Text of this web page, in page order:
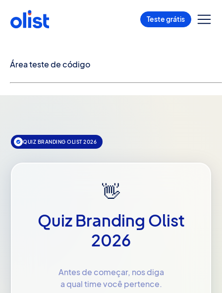
Teste grátis
Área teste de código
QUIZ BRANDING OLIST 2026
👋
Quiz Branding Olist
2026
Antes de começar, nos diga
a qual time você pertence.